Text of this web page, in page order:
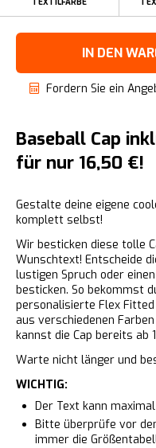
IN DEN
Fordern Sie ein
Baseball Cap
für nur 16,50 €!
Gestalte deine eigene
komplett selbst!
Wir besticken diese tolle
Wunschtext! Entscheide
lustigen Spruch oder
besticken. So bekommst
personalisierte Flex
aus verschiedenen
kannst die Cap bereits ab
Warte nicht länger und
WICHTIG:
Der Text kann
Bitte überprüfe vor
immer die